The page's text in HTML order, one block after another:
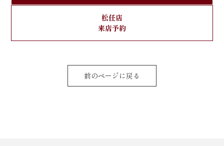
松任店
来店予約
前のページに戻る